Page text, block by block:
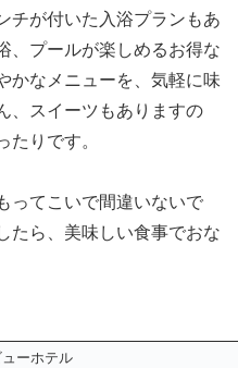
チが付いた入浴プランもあ
、プールが楽しめるお得な
かなメニューを、気軽に味
、スイーツもありますの
たりです。
ってこいで間違いないで
たら、美味しい食事でおな
ーホテル